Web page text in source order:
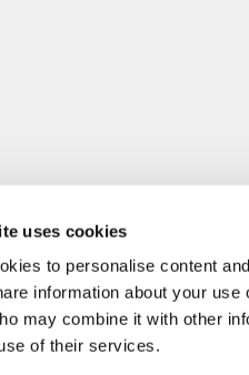
uses cookies
to personalise content
information about your
may combine it with other
of their services.